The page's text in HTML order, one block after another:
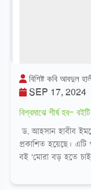
বিশিষ্ট কবি আবদুল
SEP 17, 2024
বিশ্বমাঝে শীর্ষ হব-
ড. আহসান হাবীব
প্রকাশিত হয়েছে।
বই ‘মোরা বড় হতে
বলা যায়। আর তা
কর্ম উদ্দীপনা